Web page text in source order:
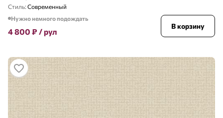
Стиль: Современный
Нужно немного подождать
4 800 ₽ / рул
В корзину